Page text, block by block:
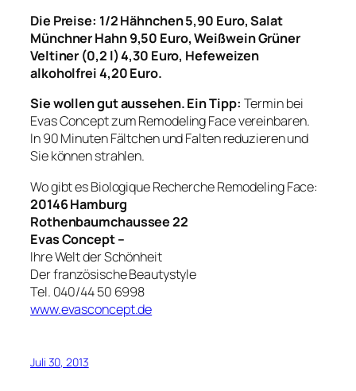
Die Preise: 1/2 Hähnchen 5,90 Euro, Salat
Münchner Hahn 9,50 Euro, Weißwein Grüner
Veltiner (0,2 l) 4,30 Euro, Hefeweizen
alkoholfrei 4,20 Euro.
Sie wollen gut aussehen. Ein Tipp: Termin bei
Evas Concept zum Remodeling Face vereinbaren.
In 90 Minuten Fältchen und Falten reduzieren und
Sie können strahlen.
Wo gibt es Biologique Recherche Remodeling Face:
20146 Hamburg
Rothenbaumchaussee 22
Evas Concept –
Ihre Welt der Schönheit
Der französische Beautystyle
Tel. 040/44 50 6998
www.evasconcept.de
Juli 30, 2013